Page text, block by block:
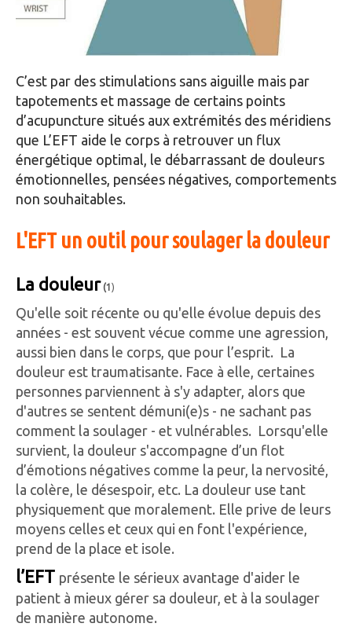
C’est par des stimulations sans aiguille mais par
tapotements et massage de certains points
d’acupuncture situés aux extrémités des méridiens
que L’EFT aide le corps à retrouver un flux
énergétique optimal, le débarrassant de douleurs
émotionnelles, pensées négatives, comportements
non souhaitables.
L'EFT un outil pour soulager la douleur
La douleur (1 )
Qu'elle soit récente ou qu'elle évolue depuis des
années - est souvent vécue comme une agression,
aussi bien dans le corps, que pour l’esprit. La
douleur est traumatisante. Face à elle, certaines
personnes parviennent à s'y adapter, alors que
d'autres se sentent démuni(e)s - ne sachant pas
comment la soulager - et vulnérables. Lorsqu'elle
survient, la douleur s'accompagne d’un flot
d’émotions négatives comme la peur, la nervosité,
la colère, le désespoir, etc. La douleur use tant
physiquement que moralement. Elle prive de leurs
moyens celles et ceux qui en font l'expérience,
prend de la place et isole.
l’EFT présente le sérieux avantage d'aider le
patient à mieux gérer sa douleur, et à la soulager
de manière autonome.